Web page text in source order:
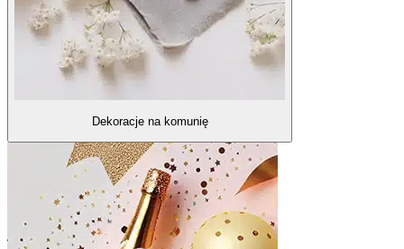
Dekoracje na komunię